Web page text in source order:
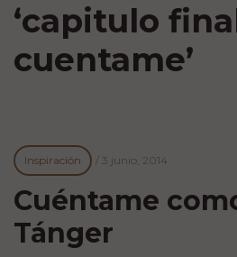
‘capitulo
cuentame’
Inspiración / 3 junio, 2014
Cuéntame
Tánger